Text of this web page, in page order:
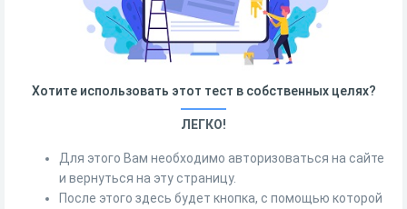
Хотите использовать этот тест в собственных целях?
ЛЕГКО!
Для этого Вам необходимо авторизоваться на сайте
и вернуться на эту страницу.
После этого здесь будет кнопка, с помощью которой